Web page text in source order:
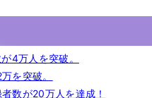
4万人を突破。
を突破。
数が20万人を達成！